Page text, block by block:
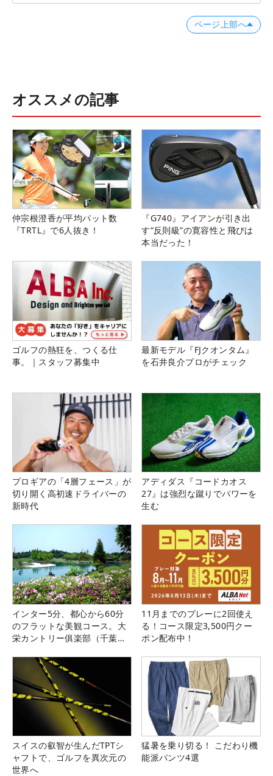
ページ上部へ
オススメの記事
仲宗根澄香が平均パット数
『TRTL』で6人抜き！
『G740』アイアンが引き出
す“反則級”の寛容性と飛びは
本当だった！
ゴルフの熱狂を、つくる仕
事。｜スタッフ募集中
最新モデル『FJクオンタム』
を石井良介プロがチェック
プロギアの「4層フェース」が
切り開く高初速ドライバーの
新時代
アディダス『コードカオス
27』は強烈な蹴りでパワーを
生む
インター5分、都心から60分
のフラットな美観コース。大
栄カントリー俱楽部（千葉
11月までのプレーに2回使え
る！コース限定3,500円クー
ポン配布中！
スイスの叡智が生んだTPTシ
ャフトで、ゴルフを異次元の
世界へ
猛暑を乗り切る！ こだわり機
能派パンツ4選